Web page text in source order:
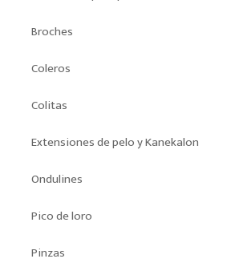
Broches
Coleros
Colitas
Extensiones de pelo y Kanekalon
Ondulines
Pico de loro
Pinzas